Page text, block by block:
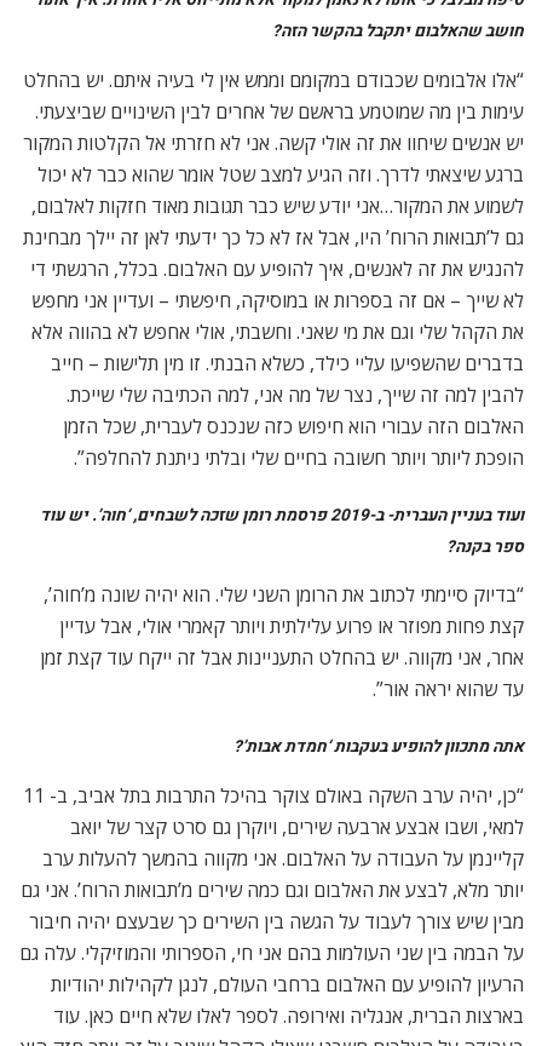
ועוד בעניין העברית- ב-2019 פרסמת רומן שזכה לשבחים, ‘חוה’. יש עוד
ספר בקנה?
“בדיוק סיימתי לכתוב את הרומן השני שלי. הוא יהיה שונה מ’חוה’,
קצת פחות מפוזר או פרוע עלילתית ויותר קאמרי אולי, אבל עדיין
אחר, אני מקווה. יש בהחלט התעניינות אבל זה ייקח עוד קצת זמן
עד שהוא יראה אור”.
אתה מתכוון להופיע בעקבות ‘חמדת אבות’?
“כן, יהיה ערב השקה באולם צוקר בהיכל התרבות בתל אביב, ב- 11
למאי, ושבו אבצע ארבעה שירים, ויוקרן גם סרט קצר של יואב
קליינמן על העבודה על האלבום. אני מקווה בהמשך להעלות ערב
יותר מלא, לבצע את האלבום וגם כמה שירים מ’תבואות הרוח’. אני גם
מבין שיש צורך לעבוד על הגשה בין השירים כך שבעצם יהיה חיבור
הרעיון להופיע עם האלבום ברחבי העולם, לנגן לקהילות יהודיות
בארצות הברית, אנגליה ואירופה. לספר לאלו שלא חיים כאן. עוד
דווקא כזה שלא מכאן, מישראל – כזה עם געגוע לישראל מסויימת.
אנחנו בקשר עם הסוכנות היהודית לגבי ערב כזה”.
ומילה אחרונה לגבי פורמט ההקלטה הנדיר שבו השתמשתם – הדי.אס.די
“הדי.אס.די הוא פורמט הקלטה שטל חיפש כדי להעלות רמה
ברזולוציה מאוד גבוהה שמשפרת מאוד את איכות הצליל. אי אפשר
לערוך קובץ כזה אלא מקליטים בתוכנה מסויימת. יש פלטפורמות
ספציפיות וחנויות אינטרנטיות שמוכרות אלבומים שהוקלטו במיוחד
בתוכנה כזו, ויש ביקוש. חברה הולנדית בשם ‘נייטיב די.אס.די’
התעניינה, אב ובן יהודים שמוכרים מוסיקה שהקו המקשר שלה הוא
איכות ההקלטה ומה שהם מגדירים מוסיקה יפה. הם אהבו מה
שהשמענו להם וכך יצא ש’חמדת אבות’ קיבל אווירה של תו איכות
חו”לי גבוה ואפילו היינו בין עשרת רבי המכר של הלייבל”.